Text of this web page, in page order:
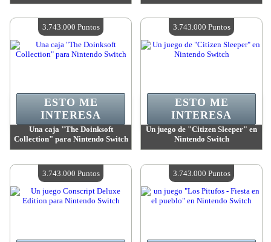
Cantidad disponible:4
Cantidad disponible:4
Una caja "The Doinksoft
Collection" para Nintendo Switch
Cantidad disponible:4
ESTO ME
INTERESA
3.743.000 Puntos
Un juego de "Citizen Sleeper" en
Nintendo Switch
Cantidad disponible:4
ESTO ME
INTERESA
3.743.000 Puntos
3.743.000 Puntos 3.743.000 Puntos